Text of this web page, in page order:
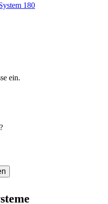
180
ein.